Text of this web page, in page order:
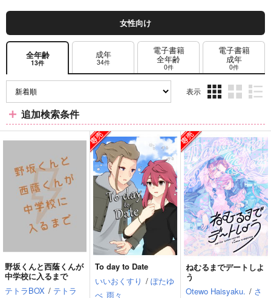
女性向け
全年齢
13件
成年
34件
電子書籍
全年齢
0件
電子書籍
成年
0件
表示
ム
表
示
ム
表
示
ム
表
示
追加検索条件
野坂くんと西蔭くんが
中学校に入るまで
テトラBOX / テトラ
To day to Date
いいおくすり / ぽたゆ
べ 雨々
ねむるまでデートしよ
う
Otewo Haisyaku. / さ